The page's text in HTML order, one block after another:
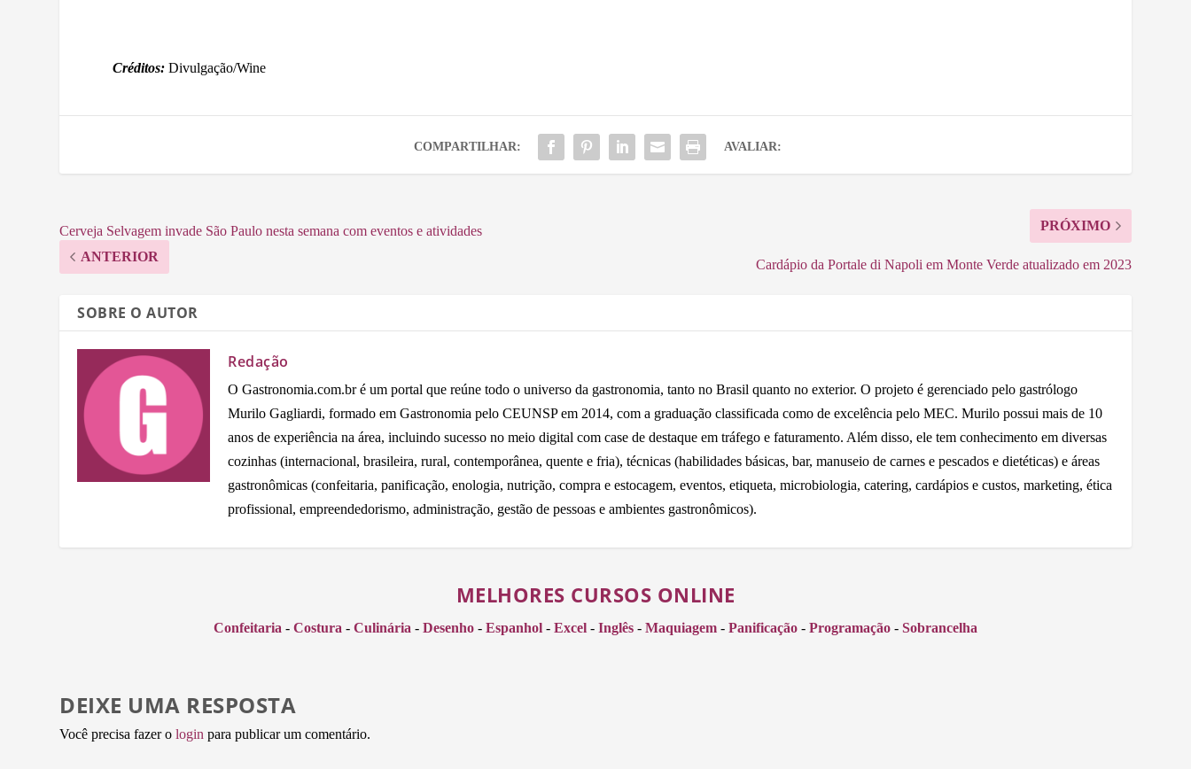
Créditos:Divulgação/Wine
COMPARTILHAR: AVALIAR:
Cerveja Selvagem invade São Paulo nesta semana com eventos e atividades
ANTERIOR
PRÓXIMO
Cardápio da Portale di Napoli em Monte Verde atualizado em 2023
SOBRE O AUTOR
Redação
O Gastronomia.com.br é um portal que reúne todo o universo da gastronomia, tanto no Brasil quanto no exterior. O projeto é gerenciado pelo gastrólogo
Murilo Gagliardi, formado em Gastronomia pelo CEUNSP em 2014, com a graduação classificada como de excelência pelo MEC. Murilo possui mais de 10
anos de experiência na área, incluindo sucesso no meio digital com case de destaque em tráfego e faturamento. Além disso, ele tem conhecimento em diversas
cozinhas (internacional, brasileira, rural, contemporânea, quente e fria), técnicas (habilidades básicas, bar, manuseio de carnes e pescados e dietéticas) e áreas
gastronômicas (confeitaria, panificação, enologia, nutrição, compra e estocagem, eventos, etiqueta, microbiologia, catering, cardápios e custos, marketing, ética
profissional, empreendedorismo, administração, gestão de pessoas e ambientes gastronômicos).
MELHORES CURSOS ONLINE
Confeitaria - Costura - Culinária - Desenho - Espanhol - Excel - Inglês - Maquiagem - Panificação - Programação - Sobrancelha
DEIXE UMA RESPOSTA
Você precisa fazer ologin para publicar um comentário.